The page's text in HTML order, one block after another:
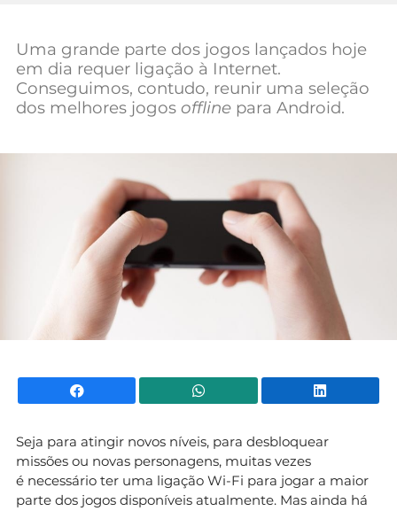
Tecnologia
Negócios
Uma grande parte dos jogos lançados hoje
em dia requer ligação à Internet.
Conseguimos, contudo, reunir uma seleção
dos melhores jogos offline para Android.
Facebook WhatsApp
Seja para atingir novos níveis, para desbloquear
missões ou novas personagens, muitas vezes
é necessário ter uma ligação Wi-Fi para jogar a maior
parte dos jogos disponíveis atualmente. Mas ainda há